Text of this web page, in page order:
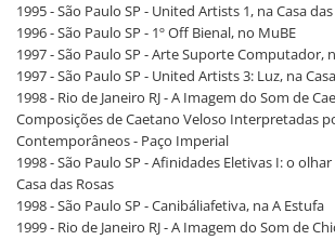
1995 - São Paulo SP - United Artists 1, na Casa
1996 - São Paulo SP - 1º Off Bienal, no MuBE
1997 - São Paulo SP - Arte Suporte Computador,
1997 - São Paulo SP - United Artists 3: Luz, na
1998 - Rio de Janeiro RJ - A Imagem do Som de
Composições de Caetano Veloso Interpretadas
Contemporâneos - Paço Imperial
1998 - São Paulo SP - Afinidades Eletivas I: o
Casa das Rosas
1998 - São Paulo SP - Canibáliafetiva, na A Estufa
1999 - Rio de Janeiro RJ - A Imagem do Som de